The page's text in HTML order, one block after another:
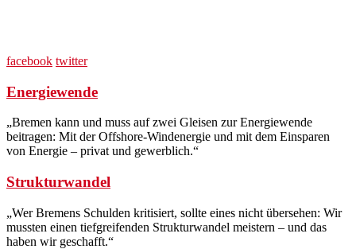
facebook twitter
Energiewende
„Bremen kann und muss auf zwei Gleisen zur Energiewende
beitragen: Mit der Offshore-Windenergie und mit dem Einsparen
von Energie – privat und gewerblich.“
Strukturwandel
„Wer Bremens Schulden kritisiert, sollte eines nicht übersehen: Wir
mussten einen tiefgreifenden Strukturwandel meistern – und das
haben wir geschafft.“